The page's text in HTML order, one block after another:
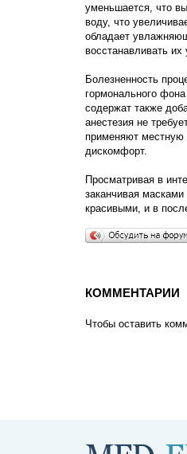
уменьшается, что
воду, что
обладает
восстанавливать их
Болезненность
гормонального
содержат также
анестезия не
применяют местную
дискомфорт.
Просматривая в
заканчивая
красивыми, и в
КОММЕНТАРИИ
Чтобы оставить